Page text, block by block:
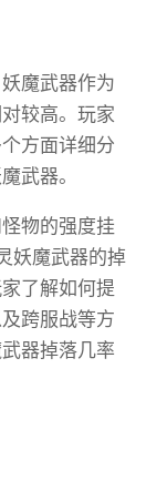
魔武器作为
较高。玩家
方面详细分
武器。
物的强度挂
妖魔武器的掉
了解如何提
跨服战等方
器掉落几率